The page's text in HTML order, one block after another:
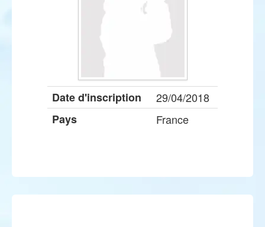
Date d'inscription
29/04/2018
Pays
France